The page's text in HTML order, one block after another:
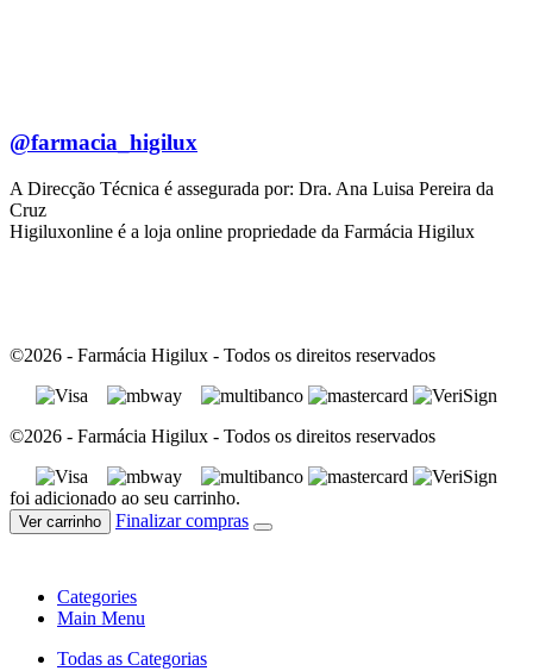
@farmacia_higilux
A Direcção Técnica é assegurada por: Dra. Ana Luisa Pereira da
Cruz
Higiluxonline é a loja online propriedade da Farmácia Higilux
©2026 - Farmácia Higilux - Todos os direitos reservados
©2026 - Farmácia Higilux - Todos os direitos reservados
foi adicionado ao seu carrinho.
Ver carrinho Finalizar compras
Categories
Main Menu
Todas as Categorias